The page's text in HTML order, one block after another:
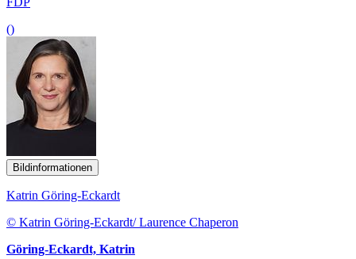
()
Bildinformationen
Katrin Göring-Eckardt
© Katrin Göring-Eckardt/ Laurence Chaperon
Göring-Eckardt, Katrin